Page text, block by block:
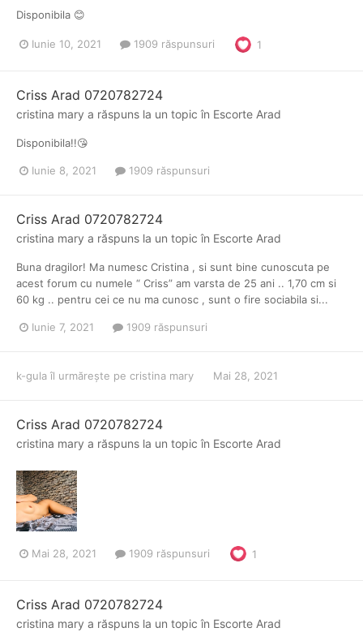
Disponibila 😊
Iunie 10, 2021 1909 răspunsuri 1
Criss Arad 0720782724
cristina mary a răspuns la un topic în Escorte Arad
Disponibila!!😘
Iunie 8, 2021 1909 răspunsuri
Criss Arad 0720782724
cristina mary a răspuns la un topic în Escorte Arad
Buna dragilor! Ma numesc Cristina , si sunt bine cunoscuta pe
acest forum cu numele “ Criss” am varsta de 25 ani .. 1,70 cm si
60 kg .. pentru cei ce nu ma cunosc , sunt o fire sociabila si...
Iunie 7, 2021 1909 răspunsuri
k-gula îl urmărește pe cristina mary Mai 28, 2021
Criss Arad 0720782724
cristina mary a răspuns la un topic în Escorte Arad
Mai 28, 2021 1909 răspunsuri 1
Criss Arad 0720782724
cristina mary a răspuns la un topic în Escorte Arad